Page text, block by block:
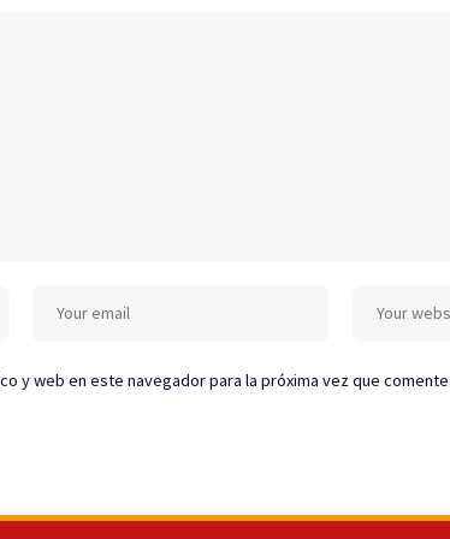
y web en este navegador para la próxima vez que